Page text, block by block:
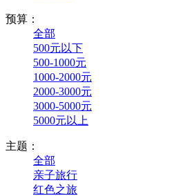
预算：
全部
500元以下
500-1000元
1000-2000元
2000-3000元
3000-5000元
5000元以上
主题：
全部
亲子旅行
红色之旅